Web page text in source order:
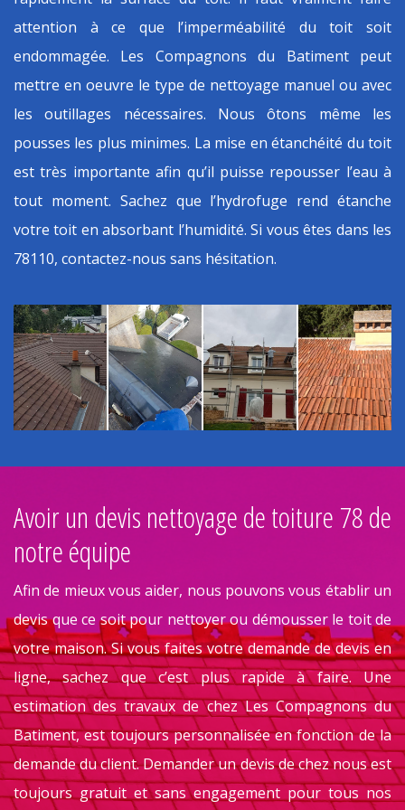
attention à ce que l’imperméabilité du toit soit
endommagée. Les Compagnons du Batiment peut
mettre en oeuvre le type de nettoyage manuel ou avec
les outillages nécessaires. Nous ôtons même les
pousses les plus minimes. La mise en étanchéité du toit
est très importante afin qu’il puisse repousser l’eau à
tout moment. Sachez que l’hydrofuge rend étanche
votre toit en absorbant l’humidité. Si vous êtes dans les
78110, contactez-nous sans hésitation.
Le prix démoussage de toit 78 de la
région IDF
La toiture est très importante. Une maison sans le toit
est comme une personne qui ne porte pas de pull en
période hivernale. Les saletés emmenées par le vent,
l’eau qui passe par le toit pour finir par s’y entasser…
sont tous des causes de la réparation de toiture, voire
changement. Notre Les Compagnons du Batiment vous
assurent de proposer un tarif compétitif qui présente
le meilleur rapport qualité-prix. Notre prix